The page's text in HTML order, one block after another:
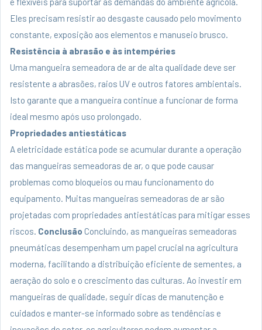
Eles precisam resistir ao desgaste causado pelo movimento
constante, exposição aos elementos e manuseio brusco.
Resistência à abrasão e às intempéries
Uma mangueira semeadora de ar de alta qualidade deve ser
resistente a abrasões, raios UV e outros fatores ambientais.
Isto garante que a mangueira continue a funcionar de forma
ideal mesmo após uso prolongado.
Propriedades antiestáticas
A eletricidade estática pode se acumular durante a operação
das mangueiras semeadoras de ar, o que pode causar
problemas como bloqueios ou mau funcionamento do
equipamento. Muitas mangueiras semeadoras de ar são
projetadas com propriedades antiestáticas para mitigar esses
riscos. Conclusão Concluindo, as mangueiras semeadoras
pneumáticas desempenham um papel crucial na agricultura
moderna, facilitando a distribuição eficiente de sementes, a
aeração do solo e o crescimento das culturas. Ao investir em
mangueiras de qualidade, seguir dicas de manutenção e
cuidados e manter-se informado sobre as tendências e